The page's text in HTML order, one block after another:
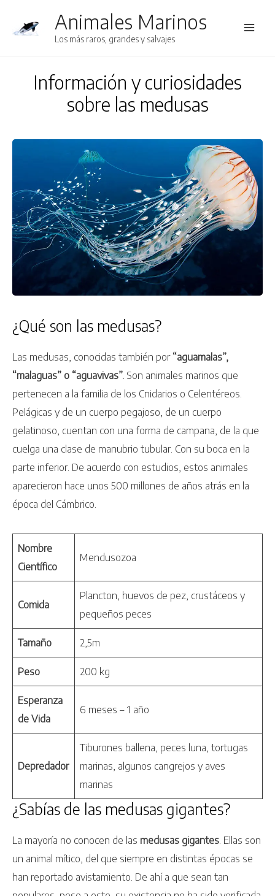
Animales Marinos
Los más raros, grandes y salvajes
Información y curiosidades
sobre las medusas
¿Qué son las medusas?
Las medusas, conocidas también por“aguamalas”,
“malaguas” o “aguavivas”. Son animales marinos que
pertenecen a la familia de los Cnidarios o Celentéreos.
Pelágicas y de un cuerpo pegajoso, de un cuerpo
gelatinoso, cuentan con una forma de campana, de la que
cuelga una clase de manubrio tubular. Con su boca en la
parte inferior. De acuerdo con estudios, estos animales
aparecieron hace unos 500 millones de años atrás en la
época del Cámbrico.
Nombre
Científico
Mendusozoa
Comida
Plancton, huevos de pez, crustáceos y
pequeños peces
Tamaño 2,5m
Peso 200 kg
Esperanza
de Vida
6 meses – 1 año
Depredador
Tiburones ballena, peces luna, tortugas
marinas, algunos cangrejos y aves
marinas
¿Sabías de las medusas gigantes?
La mayoría no conocen de las medusas gigantes . Ellas son
un animal mítico, del que siempre en distintas épocas se
han reportado avistamiento. De ahí a que sean tan